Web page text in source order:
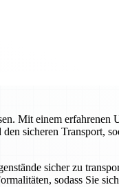
Mit einem erfahrenen
sicheren Transport,
sicher zu
sodass Sie